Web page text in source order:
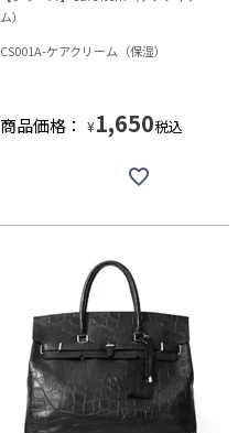
ム）
CS001A-ケアクリーム（保湿）
商品価格： ¥1,650税込